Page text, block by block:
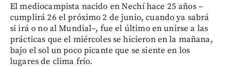
El mediocampista nacido en Nechí hace 25 años –
cumplirá 26 el próximo 2 de junio, cuando ya sabrá
si irá o no al Mundial–, fue el último en unirse a las
prácticas que el miércoles se hicieron en la mañana,
bajo el sol un poco picante que se siente en los
lugares de clima frío.